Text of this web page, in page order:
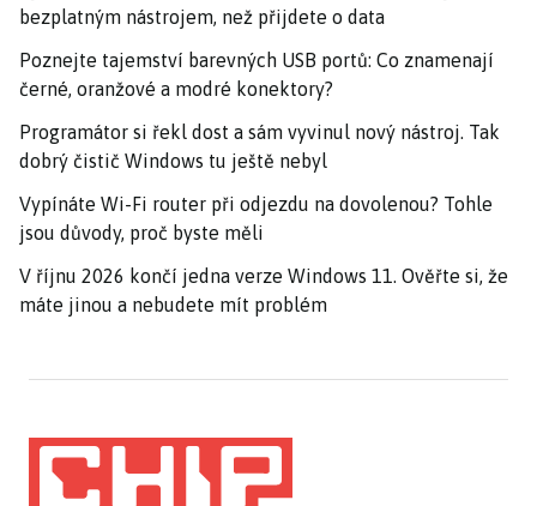
bezplatným nástrojem, než přijdete o data
Poznejte tajemství barevných USB portů: Co znamenají
černé, oranžové a modré konektory?
Programátor si řekl dost a sám vyvinul nový nástroj. Tak
dobrý čistič Windows tu ještě nebyl
Vypínáte Wi-Fi router při odjezdu na dovolenou? Tohle
jsou důvody, proč byste měli
V říjnu 2026 končí jedna verze Windows 11. Ověřte si, že
máte jinou a nebudete mít problém